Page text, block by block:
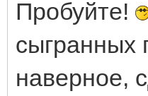
Пробуйте!
сыгранных
наверное,